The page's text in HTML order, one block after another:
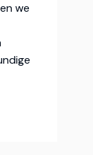
we